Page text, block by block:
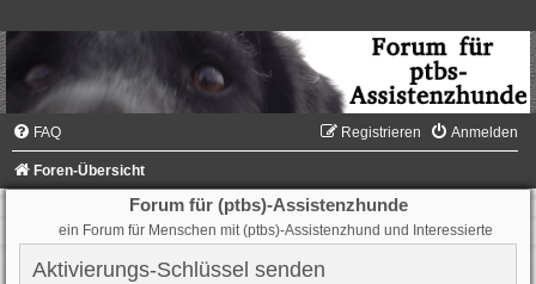
FAQ Anmelden
Registrieren
Foren-Übersicht
Forum für (ptbs)-Assistenzhunde
ein Forum für Menschen mit (ptbs)-Assistenzhund und Interessierte
Aktivierungs-Schlüssel senden